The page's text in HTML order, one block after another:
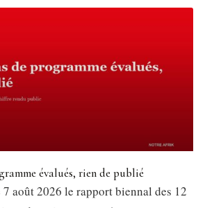
évalués, rien de publié
août 2026 le rapport biennal des 12